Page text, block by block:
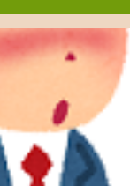
介護の悩み 自分